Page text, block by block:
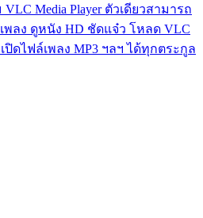
Media Player ตัวเดียวสามารถ
พลง ดูหนัง HD ชัดแจ๋ว โหลด VLC
ปิดไฟล์เพลง MP3 ฯลฯ ได้ทุกตระกูล